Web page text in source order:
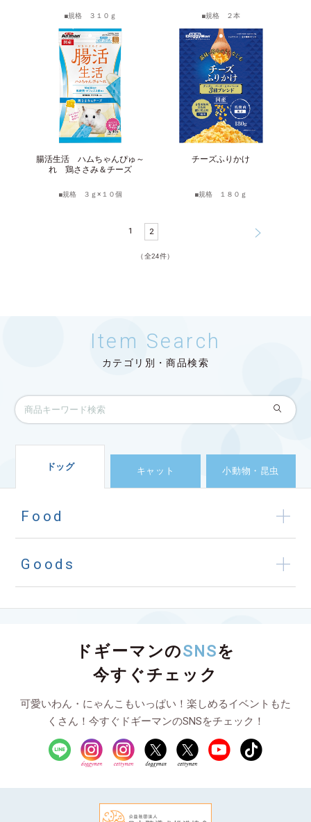
規格 ３１０ｇ 規格 ２本
腸活生活 ハムちゃんぴゅ～
れ 鶏ささみ＆チーズ
規格 ３ｇ×１０個
チーズふりかけ
規格 １８０ｇ
1 2
（全24件）
Item Search
カテゴリ別・商品検索
ドッグ キャット 小動物・昆虫
Food
Goods
ドギーマンのSNSを
今すぐチェック
可愛いわん・にゃんこもいっぱい！楽しめるイベントもた
くさん！今すぐドギーマンのSNSをチェック！